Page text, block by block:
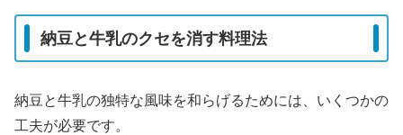
納豆と牛乳のクセを消す料理法
納豆と牛乳の独特な風味を和らげるためには、いくつかの
工夫が必要です。